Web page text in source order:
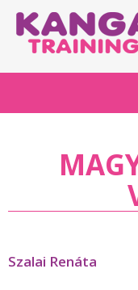
Szalai Renáta